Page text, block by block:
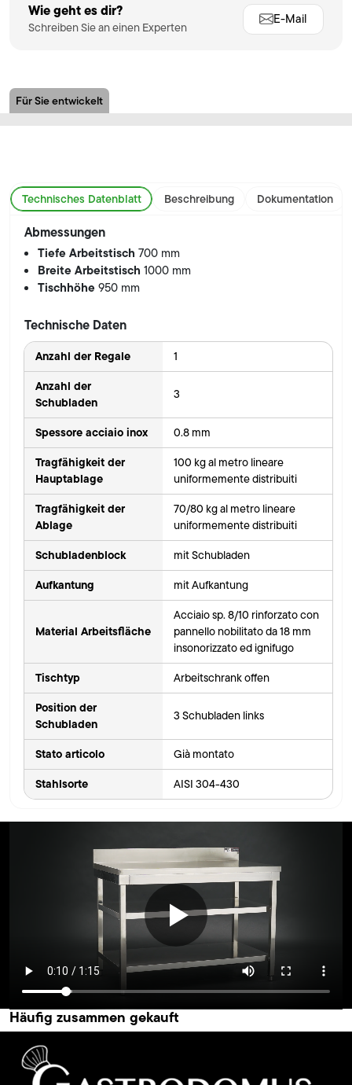
Wie geht es dir?
Schreiben Sie an einen Experten
E-Mail
Für Sie entwickelt
Technisches Datenblatt Beschreibung Dokumentation
Abmessungen
Tiefe Arbeitstisch700 mm
Breite Arbeitstisch1000 mm
Tischhöhe950 mm
Technische Daten
Anzahl der Regale 1
Anzahl der
Schubladen
3
Spessore acciaio inox 0.8 mm
Tragfähigkeit der
Hauptablage
100 kg al metro lineare
uniformemente distribuiti
Tragfähigkeit der
Ablage
70/80 kg al metro lineare
uniformemente distribuiti
Schubladenblock mit Schubladen
Aufkantung mit Aufkantung
Material Arbeitsfläche
Acciaio sp. 8/10 rinforzato con
pannello nobilitato da 18 mm
insonorizzato ed ignifugo
Tischtyp Arbeitschrank offen
Position der
Schubladen
3 Schubladen links
Stato articolo Già montato
Stahlsorte AISI 304-430
Häufig zusammen gekauft